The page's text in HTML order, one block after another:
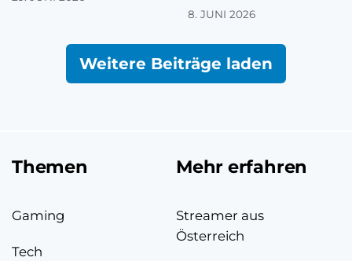
8. JUNI 2026
Weitere Beiträge laden
Themen
Gaming
Tech
Mehr erfahren
Streamer aus
Österreich